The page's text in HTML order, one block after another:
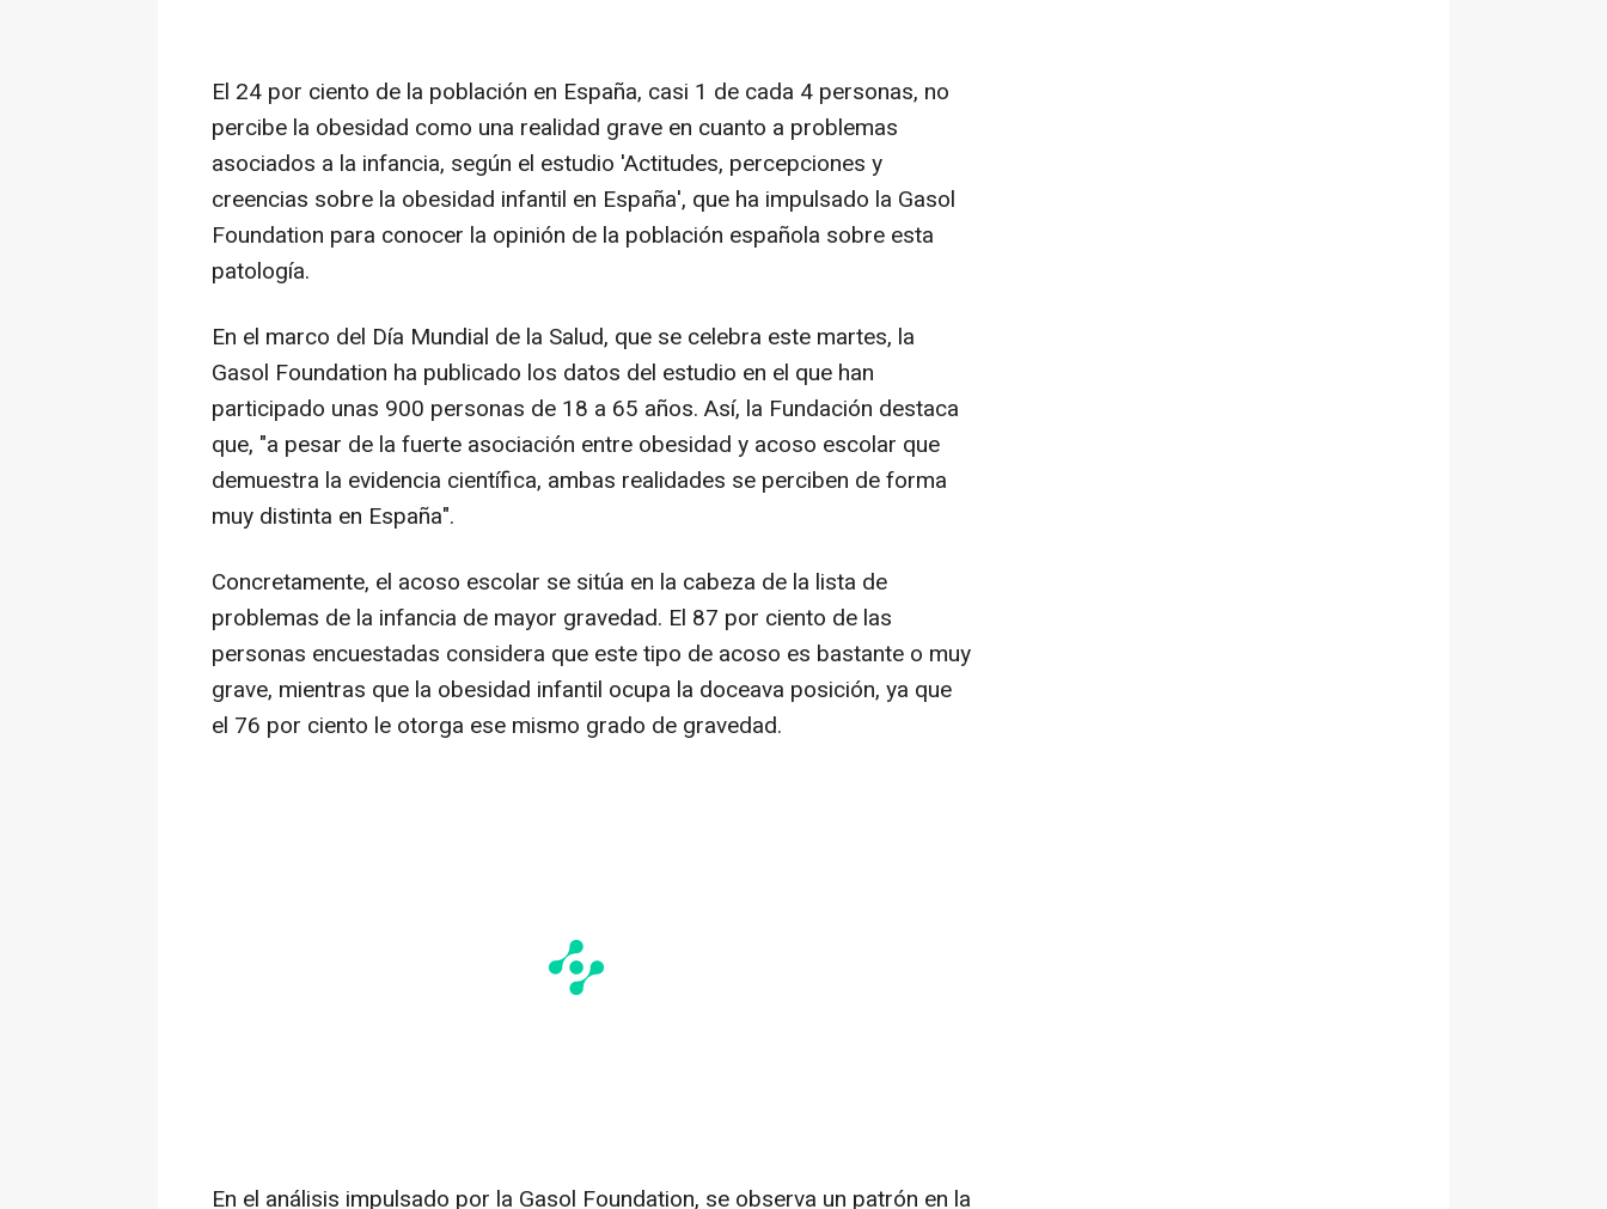
El 24 por ciento de la población en España, casi 1 de cada 4 personas, no
percibe la obesidad como una realidad grave en cuanto a problemas
asociados a la infancia, según el estudio 'Actitudes, percepciones y
creencias sobre la obesidad infantil en España', que ha impulsado la Gasol
Foundation para conocer la opinión de la población española sobre esta
patología.
En el marco del Día Mundial de la Salud, que se celebra este martes, la
Gasol Foundation ha publicado los datos del estudio en el que han
participado unas 900 personas de 18 a 65 años. Así, la Fundación destaca
que, "a pesar de la fuerte asociación entre obesidad y acoso escolar que
demuestra la evidencia científica, ambas realidades se perciben de forma
muy distinta en España".
Concretamente, el acoso escolar se sitúa en la cabeza de la lista de
problemas de la infancia de mayor gravedad. El 87 por ciento de las
personas encuestadas considera que este tipo de acoso es bastante o muy
grave, mientras que la obesidad infantil ocupa la doceava posición, ya que
el 76 por ciento le otorga ese mismo grado de gravedad.
En el análisis impulsado por la Gasol Foundation, se observa un patrón en la